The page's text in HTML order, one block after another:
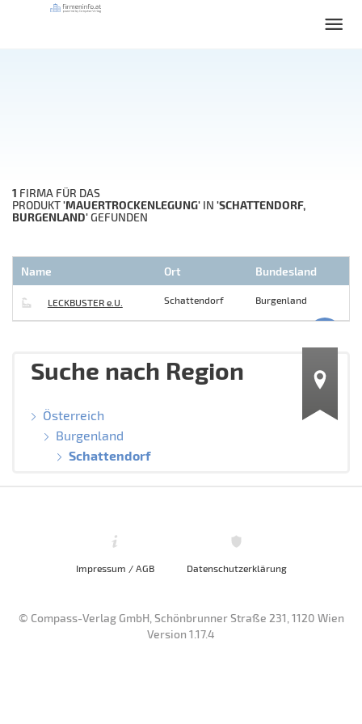
1 FIRMA FÜR DAS
PRODUKT'MAUERTROCKENLEGUNG' IN 'SCHATTENDORF,
BURGENLAND'GEFUNDEN
Name Ort Bundesland
LECKBUSTER e.U. Schattendorf Burgenland
Suche nach Region
Österreich
Burgenland
Schattendorf
Impressum / AGB Datenschutzerklärung
© Compass-Verlag GmbH, Schönbrunner Straße 231, 1120 Wien
Version 1.17.4